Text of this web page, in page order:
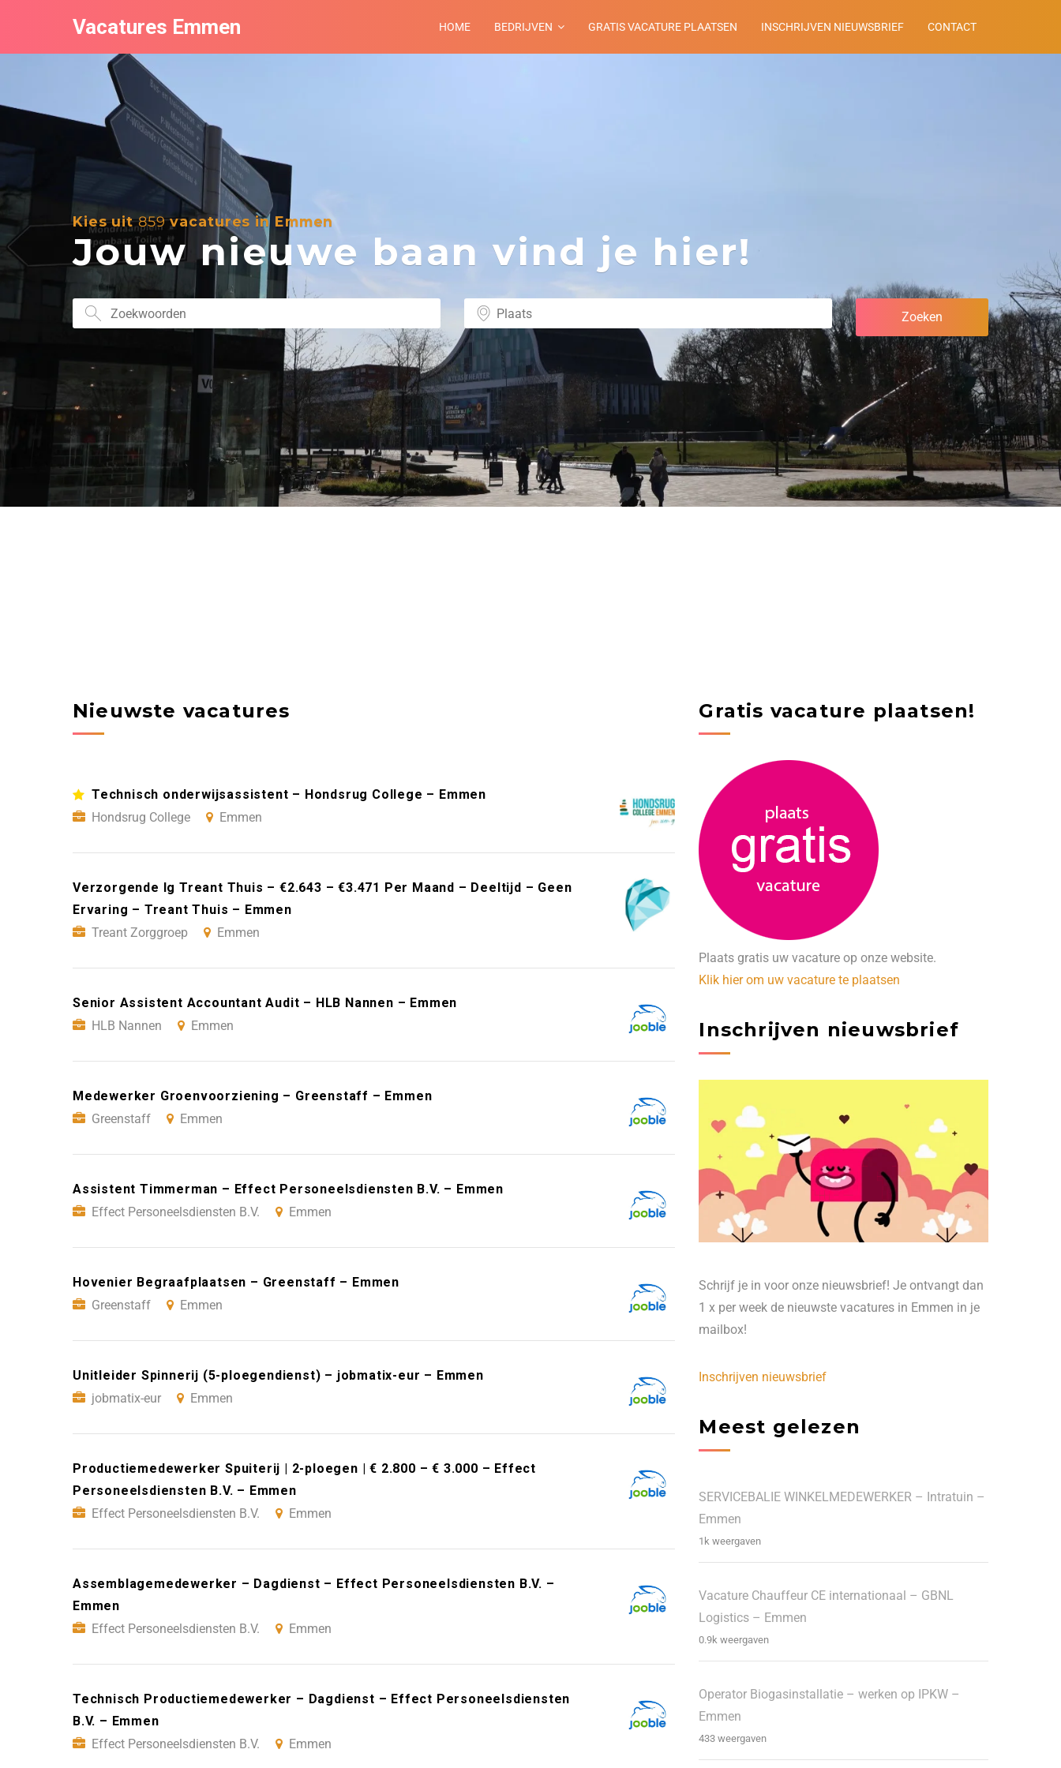
Vacatures Emmen HOME BEDRIJVEN GRATIS VACATURE PLAATSEN INSCHRIJVEN NIEUWSBRIEF CONTACT
Kies uit859vacatures in Emmen
Jouw nieuwe baan vind je hier!
Nieuwste vacatures
Technisch onderwijsassistent – Hondsrug College – Emmen
Hondsrug College
Emmen
Verzorgende Ig Treant Thuis – €2.643 – €3.471 Per Maand – Deeltijd – Geen
Ervaring – Treant Thuis – Emmen
Treant Zorggroep
Emmen
Senior Assistent Accountant Audit – HLB Nannen – Emmen
HLB Nannen
Emmen
Medewerker Groenvoorziening – Greenstaff – Emmen
Greenstaff
Emmen
Assistent Timmerman – Effect Personeelsdiensten B.V. – Emmen
Effect Personeelsdiensten B.V.
Emmen
Hovenier Begraafplaatsen – Greenstaff – Emmen
Greenstaff
Emmen
Unitleider Spinnerij (5-ploegendienst) – jobmatix-eur – Emmen
jobmatix-eur
Emmen
Productiemedewerker Spuiterij | 2-ploegen | € 2.800 – € 3.000 – Effect
Personeelsdiensten B.V. – Emmen
Effect Personeelsdiensten B.V.
Emmen
Assemblagemedewerker – Dagdienst – Effect Personeelsdiensten B.V. –
Emmen
Effect Personeelsdiensten B.V.
Emmen
Technisch Productiemedewerker – Dagdienst – Effect Personeelsdiensten
B.V. – Emmen
Effect Personeelsdiensten B.V.
Emmen
Gratis vacature plaatsen!
Plaats gratis uw vacature op onze website.
Klik hier om uw vacature te plaatsen
Inschrijven nieuwsbrief
Schrijf je in voor onze nieuwsbrief! Je ontvangt dan
1 x per week de nieuwste vacatures in Emmen in je
mailbox!
Inschrijven nieuwsbrief
Meest gelezen
SERVICEBALIE WINKELMEDEWERKER – Intratuin –
Emmen
1k weergaven
Vacature Chauffeur CE internationaal – GBNL
Logistics – Emmen
0.9k weergaven
Operator Biogasinstallatie – werken op IPKW –
Emmen
433 weergaven